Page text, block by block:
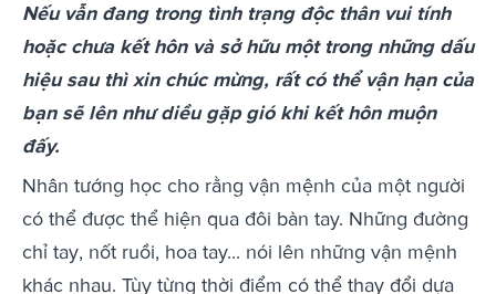
Nếu vẫn đang trong tình trạng độc thân vui tính
hoặc chưa kết hôn và sở hữu một trong những dấu
hiệu sau thì xin chúc mừng, rất có thể vận hạn của
bạn sẽ lên như diều gặp gió khi kết hôn muộn
đấy.
Nhân tướng học cho rằng vận mệnh của một người
có thể được thể hiện qua đôi bàn tay. Những đường
chỉ tay, nốt ruồi, hoa tay... nói lên những vận mệnh
khác nhau. Tùy từng thời điểm có thể thay đổi dựa